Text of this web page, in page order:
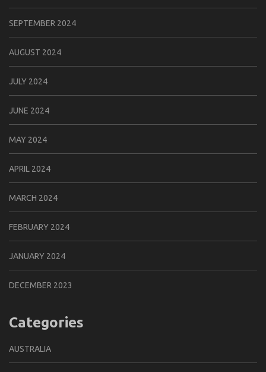
SEPTEMBER 2024
AUGUST 2024
JULY 2024
JUNE 2024
MAY 2024
APRIL 2024
MARCH 2024
FEBRUARY 2024
JANUARY 2024
DECEMBER 2023
Categories
AUSTRALIA